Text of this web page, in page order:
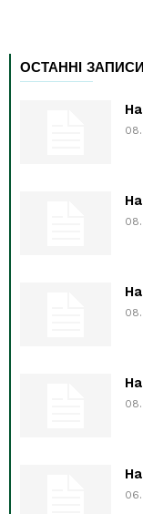
ОСТАННІ ЗАПИСИ